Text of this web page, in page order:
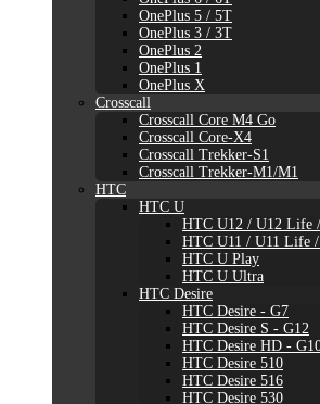
OnePlus 5 / 5T
OnePlus 3 / 3T
OnePlus 2
OnePlus 1
OnePlus X
Crosscall
Crosscall Core M4 Go
Crosscall Core-X4
Crosscall Trekker-S1
Crosscall Trekker-M1/M1
HTC
HTC U
HTC U12 / U12 Life
HTC U11 / U11 Life
HTC U Play
HTC U Ultra
HTC Desire
HTC Desire - G7
HTC Desire S - G12
HTC Desire HD -
HTC Desire 510
HTC Desire 516
HTC Desire 530